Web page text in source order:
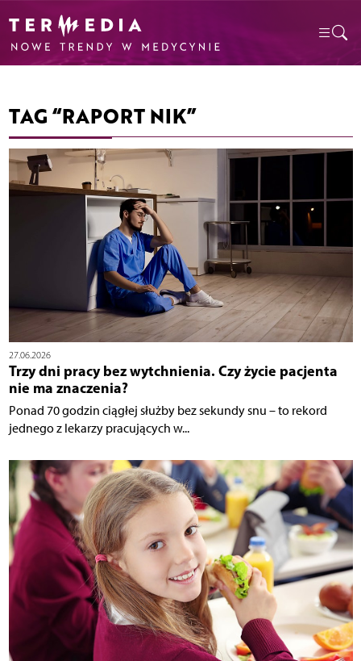
TAG “RAPORT NIK”
27.06.2026
Trzy dni pracy bez wytchnienia. Czy życie pacjenta
nie ma znaczenia?
Ponad 70 godzin ciągłej służby bez sekundy snu – to rekord
jednego z lekarzy pracujących w...